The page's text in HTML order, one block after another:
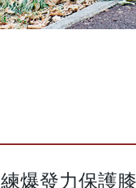
練爆發力保護